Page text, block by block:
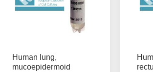
Human lung,
mucoepidermoid